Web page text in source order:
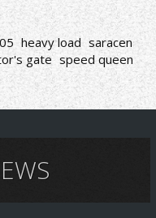
heavy load saracen
gate speed queen